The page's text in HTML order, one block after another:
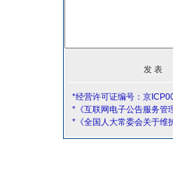
*经营许可证编号：京
*《互联网电子公告服务管
*《全国人大常委会关于维